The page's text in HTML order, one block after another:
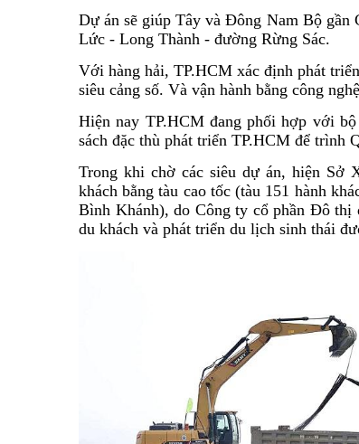
Dự án sẽ giúp Tây và Đông Nam Bộ gần
Lức - Long Thành - đường Rừng Sác.
Với hàng hải, TP.HCM xác định phát
siêu cảng số. Và vận hành bằng công
Hiện nay TP.HCM đang phối hợp với
sách đặc thù phát triển TP.HCM để trình
Trong khi chờ các siêu dự án, hiện Sở
khách bằng tàu cao tốc (tàu 151 hành
Bình Khánh), do Công ty cổ phần Đô thị
du khách và phát triển du lịch sinh thái